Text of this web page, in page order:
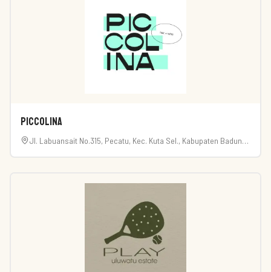
Piccolina
Jl. Labuansait No.315, Pecatu, Kec. Kuta Sel., Kabupaten Badung,